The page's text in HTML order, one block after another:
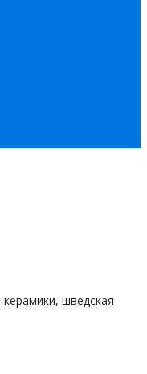
-керамики, шведская